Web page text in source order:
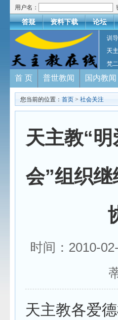
用户名：
答疑 资料下载 论坛
训
天
梵
首 页 普世教闻 国内教闻
您当前的位置： 首页 > 社会关注
天主教“
会”组织
时间：2010-
天主教各爱